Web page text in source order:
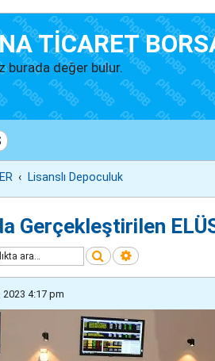
TİCARET
burada değer bulur.
Lisanslı Depoculuk
Gerçekleştirilen
Ara Gelişmiş arama
2023 4:17 pm